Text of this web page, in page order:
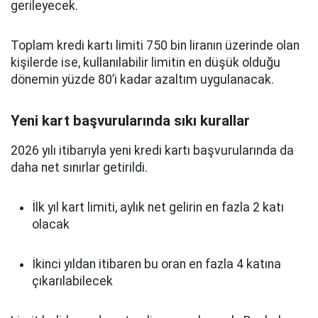
gerileyecek.
Toplam kredi kartı limiti 750 bin liranın üzerinde olan
kişilerde ise, kullanılabilir limitin en düşük olduğu
dönemin yüzde 80’i kadar azaltım uygulanacak.
Yeni kart başvurularında sıkı kurallar
2026 yılı itibarıyla yeni kredi kartı başvurularında da
daha net sınırlar getirildi.
İlk yıl kart limiti, aylık net gelirin en fazla 2 katı
olacak
İkinci yıldan itibaren bu oran en fazla 4 katına
çıkarılabilecek